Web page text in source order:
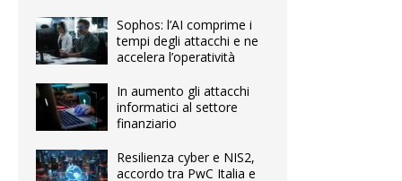
Sophos: l’AI comprime i
tempi degli attacchi e ne
accelera l’operatività
In aumento gli attacchi
informatici al settore
finanziario
Resilienza cyber e NIS2,
accordo tra PwC Italia e